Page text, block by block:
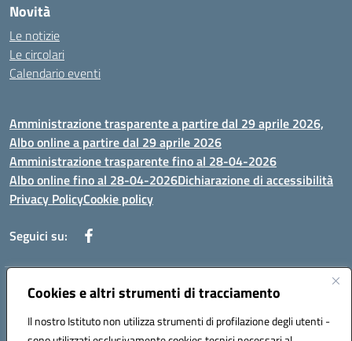
Cookies e altri strumenti di tracciamento
Il nostro Istituto non utilizza strumenti di profilazione degli utenti -
Novità
Le notizie
Le circolari
Calendario eventi
Amministrazione trasparente a partire dal 29 aprile 2026,
Albo online a partire dal 29 aprile 2026
Amministrazione trasparente fino al 28-04-2026
Albo online fino al 28-04-2026Dichiarazione di accessibilità
Privacy PolicyCookie policy
Seguici su:
Indirizzo:Via Selicato, 1 71122 FOGGIA (FG)
Posta elettronica certificata (PEC):fgee01200c@pec.istruzione.it